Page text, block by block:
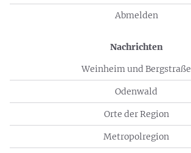
Abmelden
Nachrichten
Weinheim und Bergstraße
Odenwald
Orte der Region
Metropolregion